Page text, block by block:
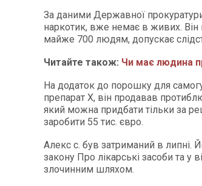
За даними Державної
наркотик, вже немає в живих. Він
майже 700 людям, допускає
Читайте також: Чи має людина
На додаток до порошку для
препарат X, він продавав
який можна придбати тільки за
заробити 55 тис. євро.
Алекс с. був затриманий в липні.
закону Про лікарські засоби та у
злочинним шляхом.